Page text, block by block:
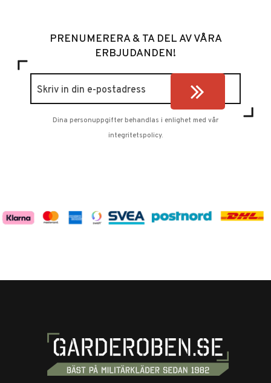
PRENUMERERA & TA DEL AV VÅRA
ERBJUDANDEN!
Dina personuppgifter behandlas i enlighet med vår
integritetspolicy.